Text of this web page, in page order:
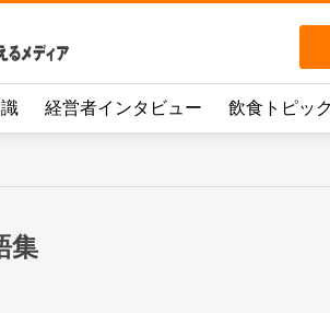
経営者インタビュー 飲食トピッ
集